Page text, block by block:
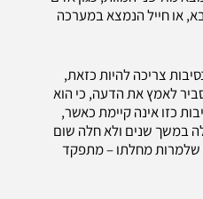
או חייל הנמצא במערכה
צריכה להיות כזאת,
לאמץ את הדעה, כי הוא
כזו אינה קיימת כאשר,
במשך שנים ולא חלה שום
שלמרות מחלתו – מתפקד